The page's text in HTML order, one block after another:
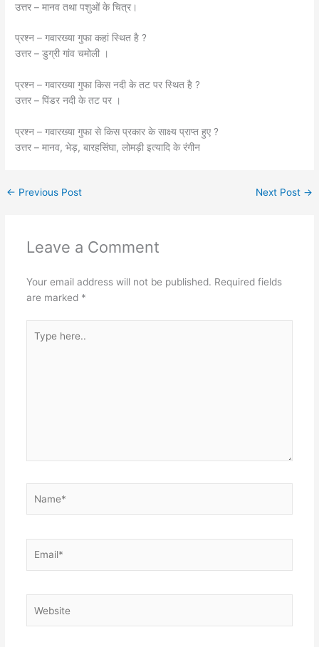
उत्तर – मानव तथा पशुओं के चित्र।
प्रश्न – गवारख्या गुफा कहां स्थित है ?
उत्तर – डुग्री गांव चमोली ।
प्रश्न – गवारख्या गुफा किस नदी के तट पर स्थित है ?
उत्तर – पिंडर नदी के तट पर ।
प्रश्न – गवारख्या गुफा से किस प्रकार के साक्ष्य प्राप्त हुए ?
उत्तर – मानव, भेड़, बारहसिंघा, लोमड़ी इत्यादि के रंगीन
← Previous Post Next Post →
Leave a Comment
Your email address will not be published. Required fields
are marked *
here..